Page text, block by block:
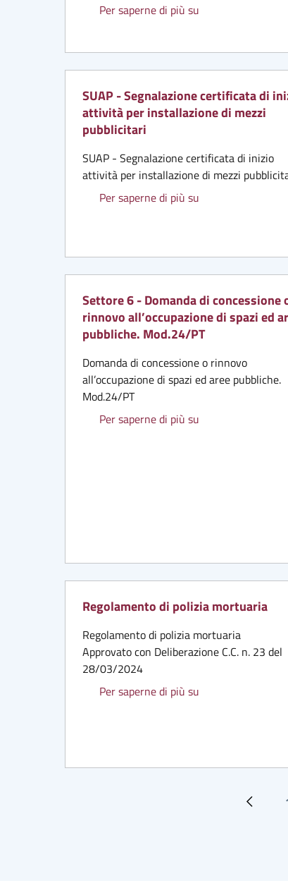
Per saperne di più su SUAP -
SUAP - Segnalazione certificata di
attività per installazione di mezzi
pubblicitari
SUAP - Segnalazione certificata di inizio
attività per installazione di mezzi
Per saperne di più su
Settore 6 - Domanda di concessione
rinnovo all’occupazione di spazi ed
pubbliche. Mod.24/PT
Domanda di concessione o rinnovo
all’occupazione di spazi ed aree pubbliche.
Mod.24/PT
Per saperne di più su Settore 6 -
Regolamento di polizia mortuaria
Regolamento di polizia mortuaria
Approvato con Deliberazione C.C. n. 23 del
28/03/2024
Per saperne di più su
Pagina